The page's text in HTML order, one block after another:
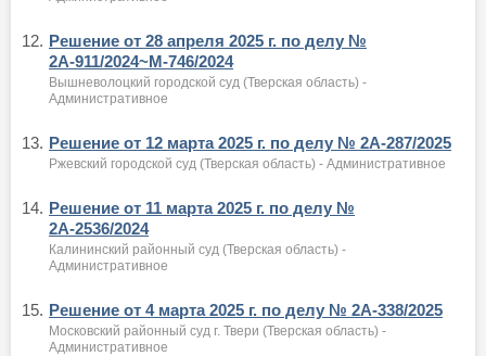
12. Решение от 28 апреля 2025 г. по делу №
2А-911/2024~М-746/2024
Вышневолоцкий городской суд (Тверская область) -
Административное
13. Решение от 12 марта 2025 г. по делу № 2А-287/2025
Ржевский городской суд (Тверская область) - Административное
14. Решение от 11 марта 2025 г. по делу №
2А-2536/2024
Калининский районный суд (Тверская область) -
Административное
15. Решение от 4 марта 2025 г. по делу № 2А-338/2025
Московский районный суд г. Твери (Тверская область) -
Административное